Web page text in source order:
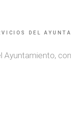
DEL
Ayuntamiento,